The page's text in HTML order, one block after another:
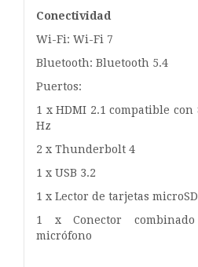
Conectividad
Wi-Fi: Wi-Fi 7
Bluetooth: Bluetooth 5.4
Puertos:
1 x HDMI 2.1 compatible con
Hz
2 x Thunderbolt 4
1 x USB 3.2
1 x Lector de tarjetas microSD
1 x Conector
micrófono